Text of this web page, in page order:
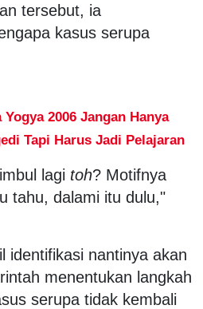
tersebut, ia
kasus serupa
2006 Jangan Hanya
Tapi Harus Jadi Pelajaran
lagi toh? Motifnya
tahu, dalami itu dulu,"
identifikasi nantinya akan
menentukan langkah
serupa tidak kembali